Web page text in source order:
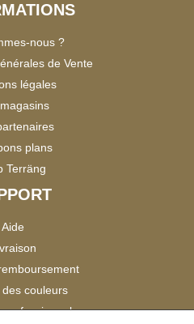
nous ?
de Vente
légales
plans
Terräng
Aide
des couleurs
professionnels